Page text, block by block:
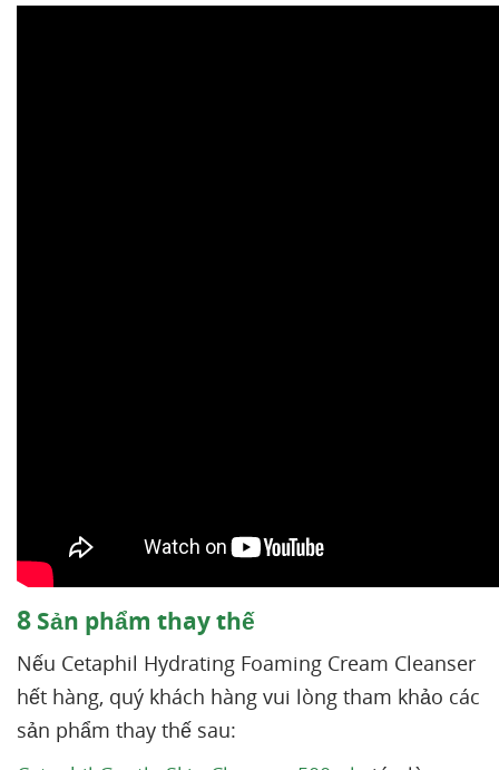
8 Sản phẩm thay thế
Nếu Cetaphil Hydrating Foaming Cream Cleanser
hết hàng, quý khách hàng vui lòng tham khảo các
sản phẩm thay thế sau: